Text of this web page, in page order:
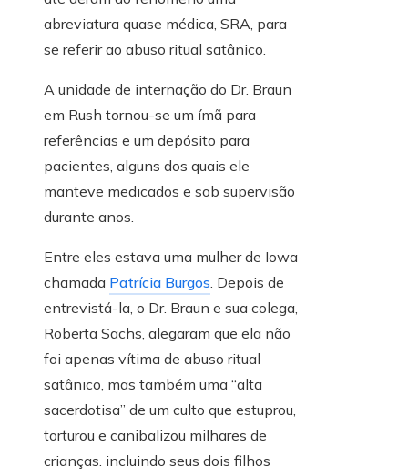
abreviatura quase médica, SRA, para
se referir ao abuso ritual satânico.
A unidade de internação do Dr. Braun
em Rush tornou-se um ímã para
referências e um depósito para
pacientes, alguns dos quais ele
manteve medicados e sob supervisão
durante anos.
Entre eles estava uma mulher de Iowa
chamada Patrícia Burgos. Depois de
entrevistá-la, o Dr. Braun e sua colega,
Roberta Sachs, alegaram que ela não
foi apenas vítima de abuso ritual
satânico, mas também uma “alta
sacerdotisa” de um culto que estuprou,
torturou e canibalizou milhares de
crianças. incluindo seus dois filhos